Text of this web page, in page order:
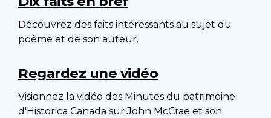
Découvrez des faits intéressants au sujet du
poème et de son auteur.
Regardez une vidéo
Visionnez la vidéo des Minutes du patrimoine
d'Historica Canada sur John McCrae et son